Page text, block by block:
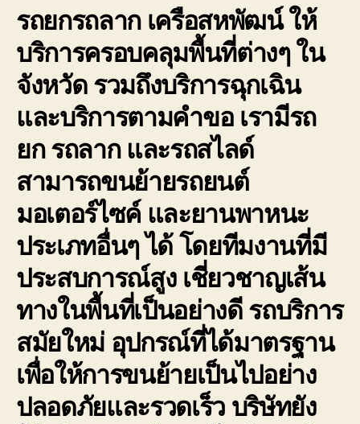
รถยกรถลาก เครือสหพัฒน์ให้
บริการครอบคลุมพื้นที่ต่างๆ ใน
จังหวัด รวมถึงบริการฉุกเฉิน
และบริการตามคำขอ เรามีรถ
ยก รถลาก และรถสไลด์
สามารถขนย้ายรถยนต์
มอเตอร์ไซค์ และยานพาหนะ
ประเภทอื่นๆ ได้ โดยทีมงานที่มี
ประสบการณ์สูง เชี่ยวชาญเส้น
ทางในพื้นที่เป็นอย่างดี รถบริการ
สมัยใหม่ อุปกรณ์ที่ได้มาตรฐาน
เพื่อให้การขนย้ายเป็นไปอย่าง
ปลอดภัยและรวดเร็ว บริษัทยัง